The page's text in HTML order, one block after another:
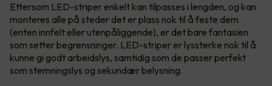
Ettersom LED-striper enkelt kan tilpasses i lengden, og kan
monteres alle på steder det er plass nok til å feste dem
(enten innfelt eller utenpåliggende), er det bare fantasien
som setter begrensninger. LED-striper er lyssterke nok til å
kunne gi godt arbeidslys, samtidig som de passer perfekt
som stemningslys og sekundær belysning.